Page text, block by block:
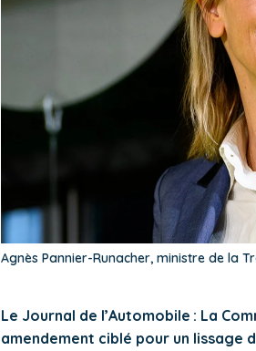
Agnès Pannier-Runacher, ministre de la
Le Journal de l’Automobile : La
amendement ciblé pour un lissage